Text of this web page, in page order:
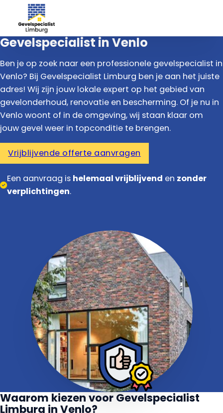
Gevelspecialist in Venlo
Ben je op zoek naar een professionele gevelspecialist in
Venlo? Bij Gevelspecialist Limburg ben je aan het juiste
adres! Wij zijn jouw lokale expert op het gebied van
gevelonderhoud, renovatie en bescherming. Of je nu in
Venlo woont of in de omgeving, wij staan klaar om
jouw gevel weer in topconditie te brengen.
Vrijblijvende offerte aanvragen
Een aanvraag is helemaal vrijblijvend en zonder
verplichtingen.
Waarom kiezen voor Gevelspecialist
Limburg in Venlo?